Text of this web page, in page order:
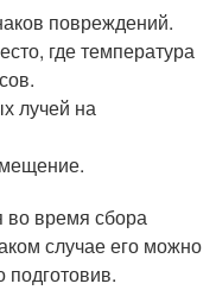
повреждений.
где температура
лучей на
во время сбора
случае его можно
подготовив.